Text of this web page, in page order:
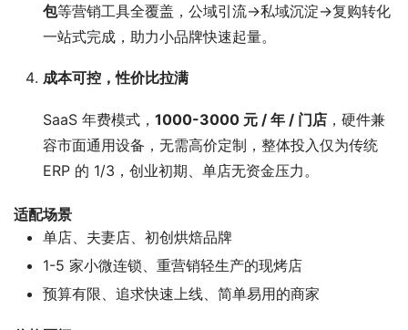
包等营销工具全覆盖，公域引流→私域沉淀→复购转化
一站式完成，助力小品牌快速起量。
成本可控，性价比拉满
SaaS 年费模式， 1000-3000 元 / 年 / 门店 ，硬件兼
容市面通用设备，无需高价定制，整体投入仅为传统
ERP 的 1/3，创业初期、单店无资金压力。
适配场景
单店、夫妻店、初创烘焙品牌
1-5 家小微连锁、重营销轻生产的现烤店
预算有限、追求快速上线、简单易用的商家